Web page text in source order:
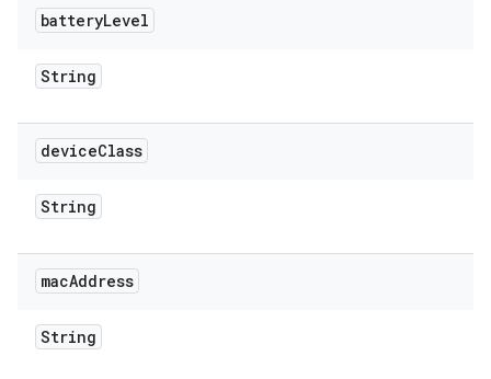
batteryLevel
String
deviceClass
String
macAddress
String